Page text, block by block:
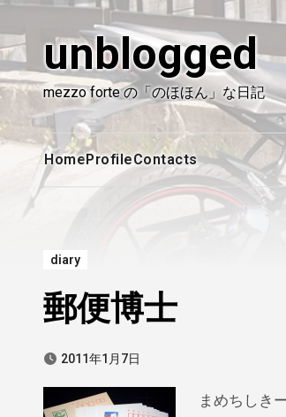
容
を
ス
ッ
unblogged
mezzo forte の「のほほん」な日記
HomeProfileContacts
diary
郵便博士
2011年1月7日
まめちしき